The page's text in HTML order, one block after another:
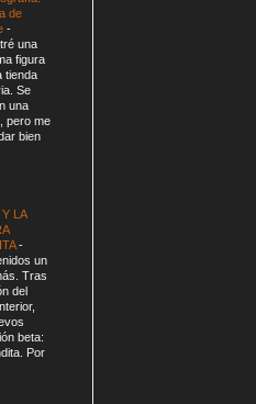
de
-
una
figura
tienda
Se
una
pero me
bien
LA
-
un
Tras
del
beta:
Por